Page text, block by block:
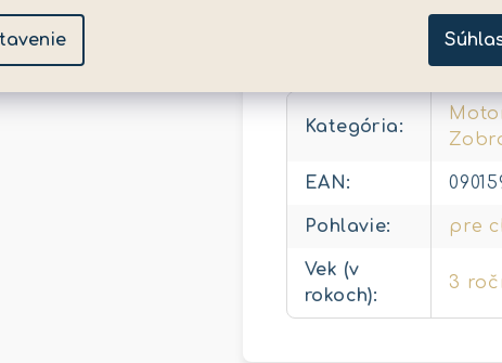
Dodatočné
Kategória:
EAN:
Pohlavie: pre
Vek (v
rokoch):
3